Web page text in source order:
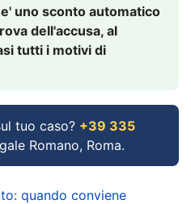
uno sconto automatico
dell'accusa, al
tutti i motivi di
tuo caso? +39 335
Romano, Roma.
quando conviene